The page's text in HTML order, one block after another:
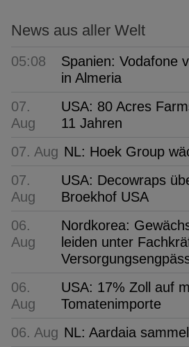
News aus aller Welt
05:08
Spanien: Vodafone
in Almeria
07.
Aug
USA: 80 Acres
11 Jahren
07. Aug NL: Hoek Group
07.
Aug
USA: Decowraps
Broekhof USA
06.
Aug
Nordkorea:
leiden unter
06.
Aug
USA: 17% Zoll auf
Tomatenimporte
06. Aug NL: Aardaia